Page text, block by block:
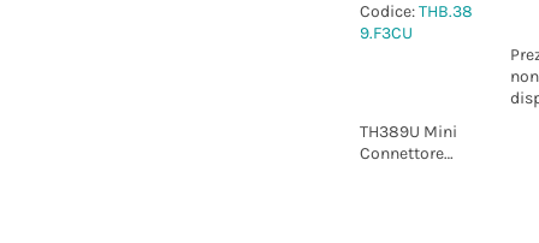
Codice:THB.38
9.F3CU
non
TH389U Mini
Connettore